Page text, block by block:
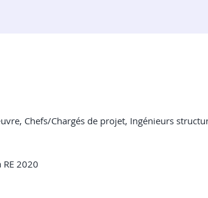
Chefs/Chargés de projet, Ingénieurs
2020